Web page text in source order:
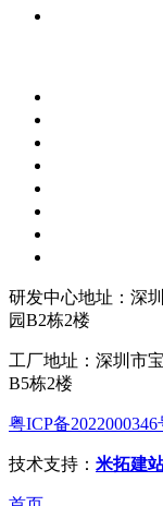
研发中心地址：深
园B2栋2楼
工厂地址：深圳市
B5栋2楼
粤ICP备2022000346
技术支持： 米拓建